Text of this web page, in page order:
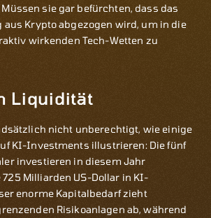
sie gar befürchten, dass das
aus Krypto abgezogen wird, um in die
wirkenden Tech-Wetten zu
Liquidität
nicht unberechtigt, wie einige
KI-Investments illustrieren: Die fünf
investieren in diesem Jahr
Milliarden US-Dollar in KI-
enorme Kapitalbedarf zieht
Risikoanlagen ab, während